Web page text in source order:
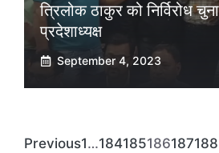
त्रिलोक ठाकुर को निर्विरोध
प्रदेशाध्यक्ष
September 4, 2023
Previous1…184185186187188